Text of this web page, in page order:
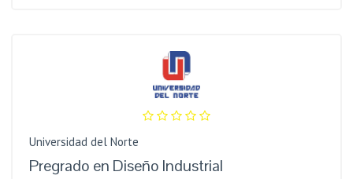
Universidad del Norte
Pregrado en Diseño Industrial